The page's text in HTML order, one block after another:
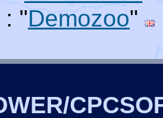
: "Demozoo"